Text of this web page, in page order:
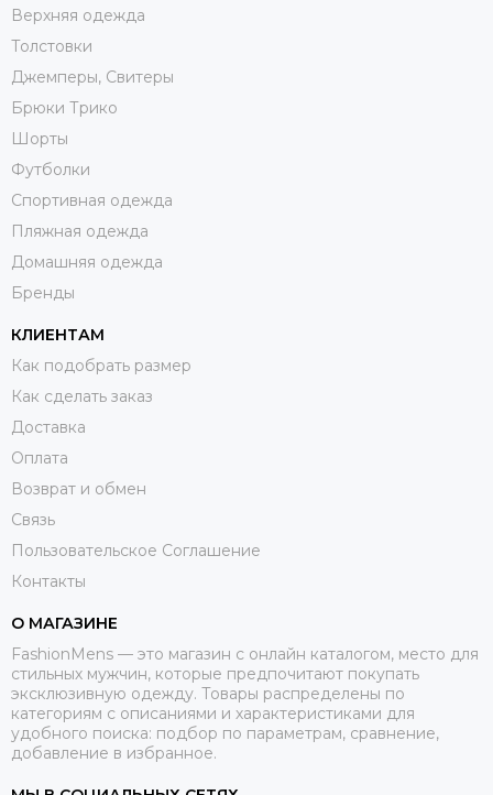
Верхняя одежда
Толстовки
Джемперы, Свитеры
Брюки Трико
Шорты
Футболки
Спортивная одежда
Пляжная одежда
Домашняя одежда
Бренды
КЛИЕНТАМ
Как подобрать размер
Как сделать заказ
Доставка
Оплата
Возврат и обмен
Связь
Пользовательское Соглашение
Контакты
О МАГАЗИНЕ
FashionMens — это магазин с онлайн каталогом, место для
стильных мужчин, которые предпочитают покупать
эксклюзивную одежду. Товары распределены по
категориям с описаниями и характеристиками для
удобного поиска: подбор по параметрам, сравнение,
добавление в избранное.